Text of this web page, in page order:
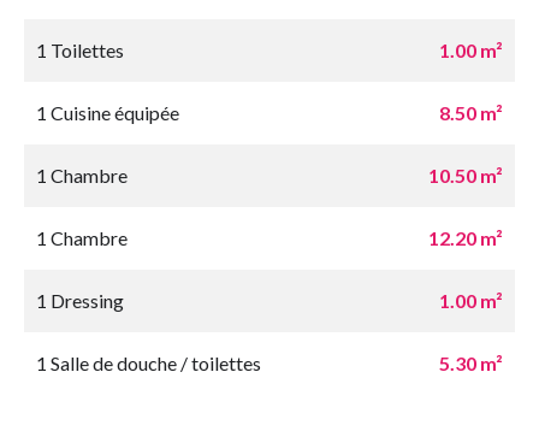
1 Toilettes 1.00 m²
1 Cuisine équipée 8.50 m²
1 Chambre 10.50 m²
1 Chambre 12.20 m²
1 Dressing 1.00 m²
1 Salle de douche / toilettes 5.30 m²